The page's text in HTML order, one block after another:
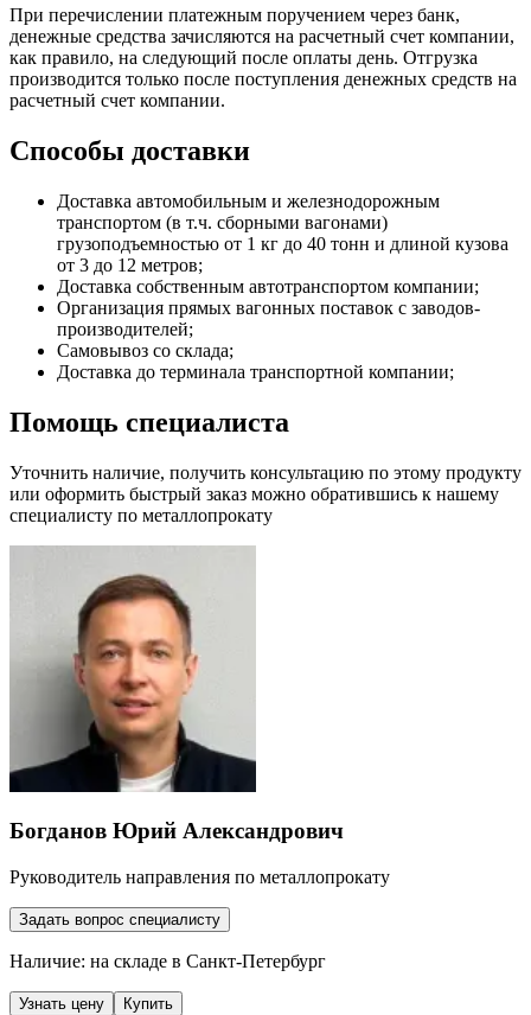
При перечислении платежным поручением через банк,
денежные средства зачисляются на расчетный счет компании,
как правило, на следующий после оплаты день. Отгрузка
производится только после поступления денежных средств на
расчетный счет компании.
Способы доставки
Доставка автомобильным и железнодорожным
транспортом (в т.ч. сборными вагонами)
грузоподъемностью от 1 кг до 40 тонн и длиной кузова
от 3 до 12 метров;
Доставка собственным автотранспортом компании;
Организация прямых вагонных поставок с заводов-
производителей;
Самовывоз со склада;
Доставка до терминала транспортной компании;
Помощь специалиста
Уточнить наличие, получить консультацию по этому продукту
или оформить быстрый заказ можно обратившись к нашему
специалисту по металлопрокату
Богданов Юрий Александрович
Руководитель направления по металлопрокату
Задать вопрос специалисту
Наличие: на складе в Санкт-Петербург
Узнать цену Купить